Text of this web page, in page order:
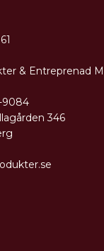
& Entreprenad
9084
346